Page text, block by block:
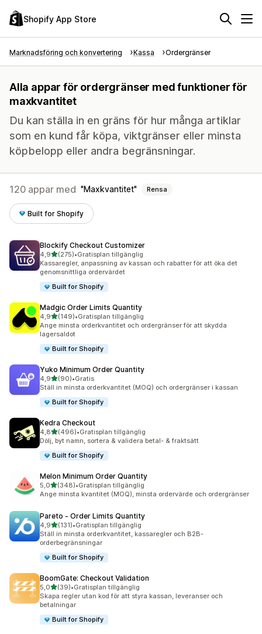
Shopify App Store
Marknadsföring och konvertering Kassa Ordergränser
Alla appar för ordergränser med funktioner för
maxkvantitet
Du kan ställa in en gräns för hur många artiklar
som en kund får köpa, viktgränser eller minsta
köpbelopp eller andra begränsningar.
120 appar med Maxkvantitet Rensa
Built for Shopify
Blockify Checkout Customizer
4,9av 5 stjärnor
(275)
275 recensioner totalt
•Gratisplan tillgänglig
Kassaregler, anpassning av kassan och rabatter för att öka det
genomsnittliga ordervärdet
Built for Shopify
Madgic Order Limits Quantity
4,9av 5 stjärnor
(149)
149 recensioner totalt
•Gratisplan tillgänglig
Ange minsta orderkvantitet och ordergränser för att skydda
lagersaldot
Built for Shopify
Yuko Minimum Order Quantity
4,9av 5 stjärnor
(90)
90 recensioner totalt
•Gratis
Ställ in minsta orderkvantitet (MOQ) och ordergränser i kassan
Built for Shopify
Kedra Checkout
4,8av 5 stjärnor
(496)
496 recensioner totalt
•Gratisplan tillgänglig
Dölj, byt namn, sortera & validera betal- & fraktsätt
Built for Shopify
Melon Minimum Order Quantity
5,0av 5 stjärnor
(348)
348 recensioner totalt
•Gratisplan tillgänglig
Ange minsta kvantitet (MOQ), minsta ordervärde och ordergränser
Pareto ‑ Order Limits Quantity
4,9av 5 stjärnor
(131)
131 recensioner totalt
•Gratisplan tillgänglig
Ställ in minsta orderkvantitet, kassaregler och B2B-
orderbegränsningar
Built for Shopify
BoomGate: Checkout Validation
5,0av 5 stjärnor
(39)
39 recensioner totalt
•Gratisplan tillgänglig
Skapa regler utan kod för att styra kassan, leveranser och
betalningar
Built for Shopify